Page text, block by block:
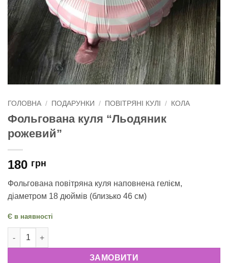
ГОЛОВНА / ПОДАРУНКИ / ПОВІТРЯНІ КУЛІ / КОЛА
Фольгована куля “Льодяник
рожевий”
180 грн
Фольгована повітряна куля наповнена гелієм,
діаметром 18 дюймів (близько 46 см)
Є в наявності
Фольгована куля "Льодяник рожевий" кількість
ЗАМОВИТИ